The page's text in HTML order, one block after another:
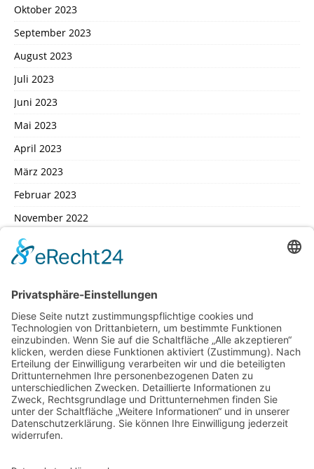
Oktober 2023
September 2023
August 2023
Juli 2023
Juni 2023
Mai 2023
April 2023
März 2023
Februar 2023
November 2022
Oktober 2022
September 2022
Juli 2022
Februar 2022
Januar 2022